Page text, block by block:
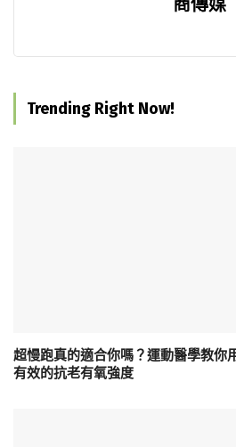
Trending Right Now!
超慢跑真的適合你嗎？運動醫學教你
有效的抗老有氧強度